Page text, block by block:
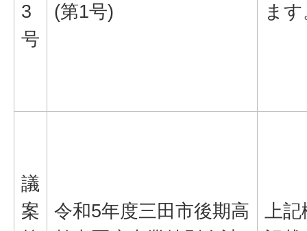
3
号
(第1号)
ま
議
案
令和5年度三田市後期高
上